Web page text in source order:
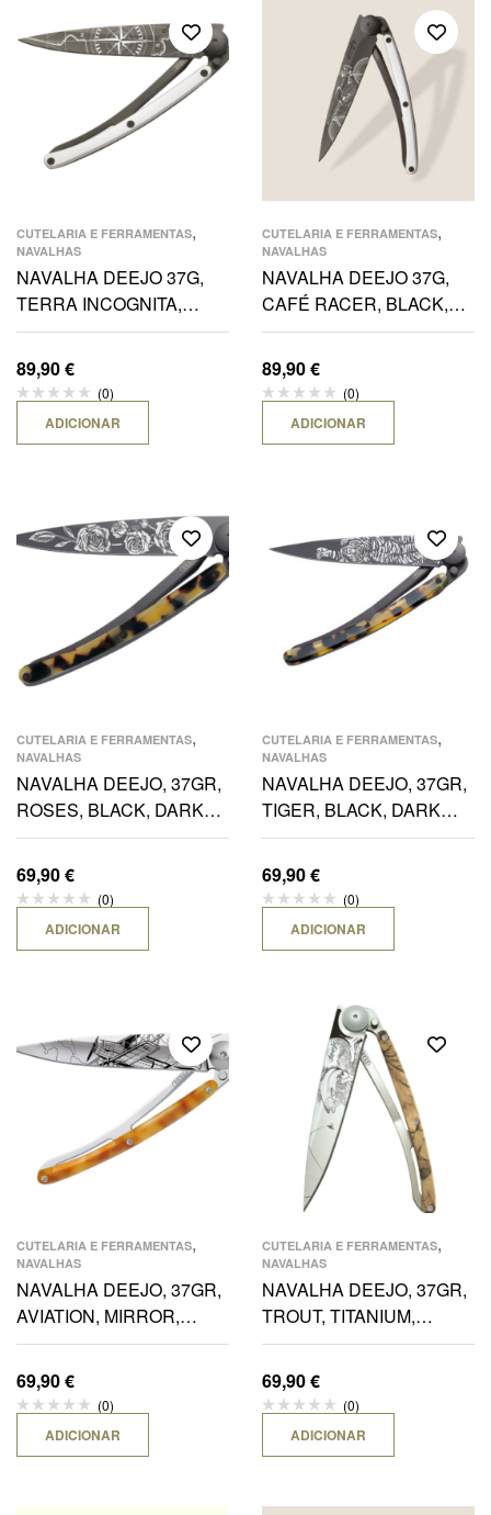
CUTELARIA E FERRAMENTAS,
NAVALHAS
NAVALHA DEEJO 37G,
TERRA INCOGNITA,
BLACK, PRATEADO
89,90€
(0)
ADICIONAR
CUTELARIA E FERRAMENTAS,
NAVALHAS
NAVALHA DEEJO 37G,
CAFÉ RACER, BLACK,
PRATEADO
89,90€
(0)
ADICIONAR
CUTELARIA E FERRAMENTAS,
NAVALHAS
NAVALHA DEEJO, 37GR,
ROSES, BLACK, DARK
TARTARUGA
69,90€
(0)
ADICIONAR
CUTELARIA E FERRAMENTAS,
NAVALHAS
NAVALHA DEEJO, 37GR,
TIGER, BLACK, DARK
TURTLE
69,90€
(0)
ADICIONAR
CUTELARIA E FERRAMENTAS,
NAVALHAS
NAVALHA DEEJO, 37GR,
AVIATION, MIRROR,
LIGHT TURTLE
69,90€
(0)
ADICIONAR
CUTELARIA E FERRAMENTAS,
NAVALHAS
NAVALHA DEEJO, 37GR,
TROUT, TITANIUM,
MADEIRA CAMO
69,90€
(0)
ADICIONAR